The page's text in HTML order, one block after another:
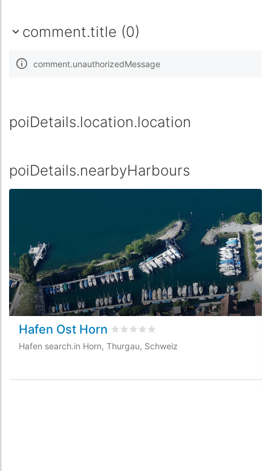
comment.title (0)
comment.unauthorizedMessage
poiDetails.location.location
poiDetails.nearbyHarbours
Hafen Ost Horn rating.rated
Hafen search.in Horn, Thurgau, Schweiz